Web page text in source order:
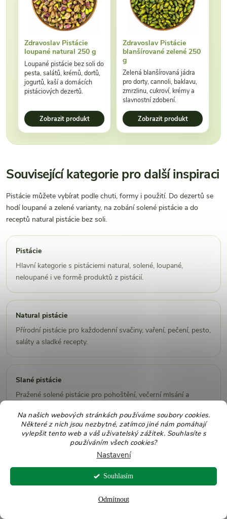
Na našich webových stránkách používáme soubory cookies.
Některé z nich jsou nezbytné, zatímco jiné nám pomáhají
vylepšit tento web a váš uživatelský zážitek. Souhlasíte s
používáním všech cookies?
Nastavení
Odmítnout
Souhlasím
Zdravoslav Pistácie
loupané natural 250 g
Loupané pistácie bez soli do
pesta, salátů, krémů, dortů,
jogurtů, kaší a domácích
pistáciových dezertů.
Zobrazit produkt
Zdravoslav Pistácie
blanšírované zelené 250
g
Zelená blanšírovaná jádra
pro dorty, cannoli, baklavu,
zmrzlinu, cukroví, krémy a
slavnostní zdobení.
Zobrazit produkt
Související kategorie pro další inspiraci
Pistácie můžete vybírat podle chuti, formy i použití. Do dezertů se
hodí loupané a zelené varianty, na zobání solené pistácie a do
receptů natural pistácie bez soli.
Pistácie
Hlavní kategorie s pistáciemi natural, solené, loupané,
neloupané i ve formě produktů z pistácií.
Natural pistácie
Přírodní pistácie pro každodenní svačiny, vaření, pečení, pesto,
saláty a sladké recepty.
Slané pistácie
Pražené solené pistácie pro pohoštění, večerní mlsání a
Produkty z pistácií
Pistáciové krémy, mouky, sekané pistácie a další produkty